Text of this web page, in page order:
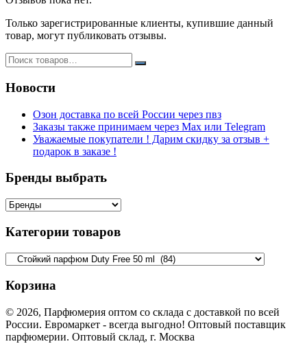
Только зарегистрированные клиенты, купившие данный
товар, могут публиковать отзывы.
Новости
Озон доставка по всей России через пвз
Заказы также принимаем через Max или Telegram
Уважаемые покупатели ! Дарим скидку за отзыв +
подарок в заказе !
Бренды выбрать
Категории товаров
Корзина
© 2026, Парфюмерия оптом со склада с доставкой по всей
России. Евромаркет - всегда выгодно! Оптовый поставщик
парфюмерии. Оптовый склад, г. Москва